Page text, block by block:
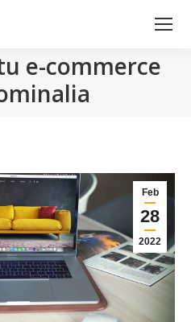
e-commerce
Feb
28
2022